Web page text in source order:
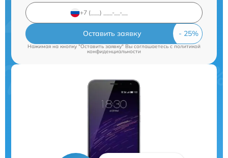
Оставить заявку
Нажимая на кнопку "Оставить заявку" Вы соглашаетесь cполитикой
конфиденциальности